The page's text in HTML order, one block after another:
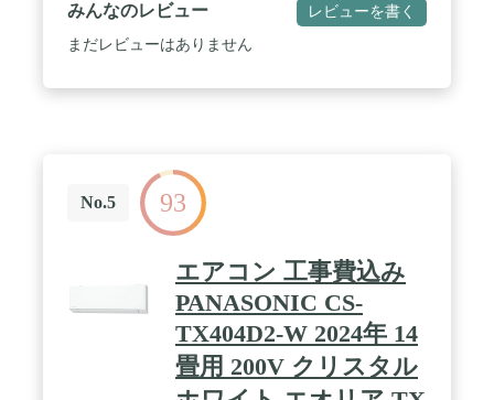
みんなのレビュー レビューを書く
まだレビューはありません
No.5 93
エアコン 工事費込み
PANASONIC CS-
TX404D2-W 2024年 14
畳用 200V クリスタル